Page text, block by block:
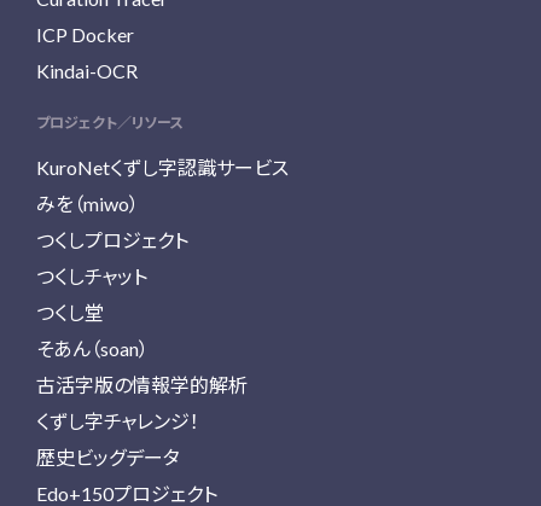
ICP Docker
Kindai-OCR
プロジェクト／リソース
KuroNetくずし字認識サービス
みを（miwo）
つくしプロジェクト
つくしチャット
つくし堂
そあん（soan）
古活字版の情報学的解析
くずし字チャレンジ！
歴史ビッグデータ
Edo+150プロジェクト